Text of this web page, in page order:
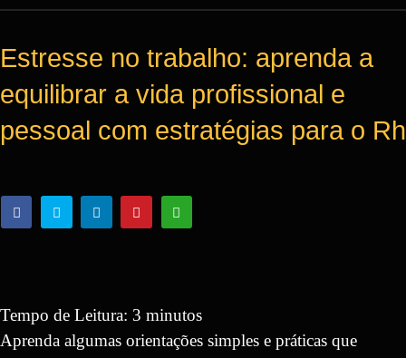
Estresse no trabalho: aprenda a
equilibrar a vida profissional e
pessoal com estratégias para o Rh
Tempo de Leitura: 3 minutos
Aprenda algumas orientações simples e práticas que